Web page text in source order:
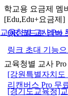
교육청별 교사 Pro
학교용 요금제 멤
[Edu,Edu+요금제]
QR 코드로 멤버
링크 초대 기능
교육청별 교사
[강원특별자치도
리캔버스 Pro 무
[경기도교육청]